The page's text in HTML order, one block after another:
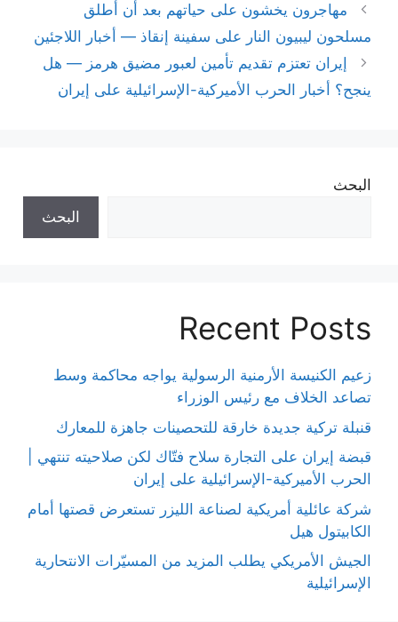
مهاجرون يخشون على حياتهم بعد أن أطلق
مسلحون ليبيون النار على سفينة إنقاذ — أخبار اللاجئين
إيران تعتزم تقديم تأمين لعبور مضيق هرمز — هل
ينجح؟ أخبار الحرب الأميركية-الإسرائيلية على إيران
البحث
البحث
Recent Posts
زعيم الكنيسة الأرمنية الرسولية يواجه محاكمة وسط
تصاعد الخلاف مع رئيس الوزراء
قنبلة تركية جديدة خارقة للتحصينات جاهزة للمعارك
قبضة إيران على التجارة سلاح فتّاك لكن صلاحيته تنتهي |
الحرب الأميركية-الإسرائيلية على إيران
شركة عائلية أمريكية لصناعة الليزر تستعرض قصتها أمام
الكابيتول هيل
الجيش الأمريكي يطلب المزيد من المسيّرات الانتحارية
الإسرائيلية